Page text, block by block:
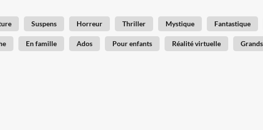
Suspens Horreur Thriller Mystique Fantastique
En famille Ados Pour enfants Réalité virtuelle